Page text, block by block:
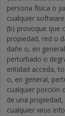
persona física o
cualquier
(b) provoque que
propiedad, red o
dañe o, en
perturbado o
entidad acceda,
o, en general,
cualquier porción
de una
cualquier virus